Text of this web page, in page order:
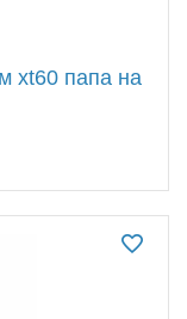
xt60 папа на